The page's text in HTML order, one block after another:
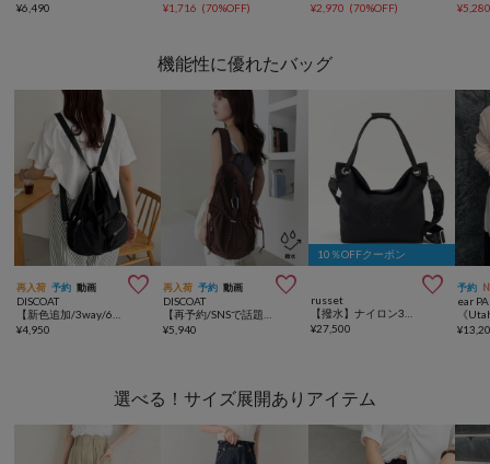
¥6,490
¥1,716 (70%OFF)
¥2,970 (70%OFF) ¥
機能性に優れたバッグ
再入荷 予約 動画 
DISCOAT
【新色追加/3way/6ポケット】ユーティリティワッシャーリュック
¥4,950
再入荷 予約 動画 
DISCOAT
【再予約/SNSで話題！/撥水/軽量】シアーリップバックパック
¥5,940
10％OFFクーポン

russet
【撥水】ナイロン3WAYトートバッグ
¥27,500
予約
ear
¥
選べる！サイズ展開ありアイテム